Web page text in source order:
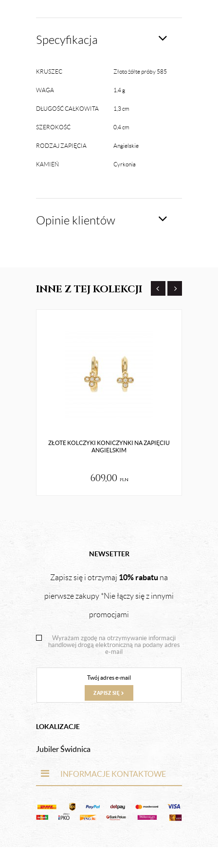
Specyfikacja
KRUSZEC Złoto żółte próby 585
WAGA 1.4 g
DŁUGOŚĆ CAŁKOWITA 1,3 cm
SZEROKOŚĆ 0,4 cm
RODZAJ ZAPIĘCIA Angielskie
KAMIEŃ Cyrkonia
Opinie klientów
INNE Z TEJ KOLEKCJI
ZŁOTE KOLCZYKI KONICZYNKI NA ZAPIĘCIU
ANGIELSKIM
609,00 pln
NEWSETTER
Zapisz się i otrzymaj 10% rabatu na
pierwsze zakupy *Nie łączy się z innymi
promocjami
Wyrażam zgodę na otrzymywanie informacji
handlowej drogą elektroniczną na podany adres
e-mail
ZAPISZ SIĘ
LOKALIZACJE
Jubiler Świdnica
INFORMACJE KONTAKTOWE